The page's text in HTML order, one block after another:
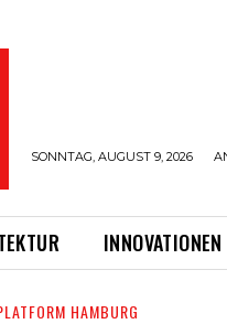
SONNTAG, AUGUST 9, 2026
INNOVATIONEN
HAMBURG